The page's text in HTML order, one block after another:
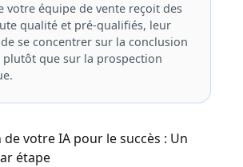
votre équipe de vente reçoit des
qualité et pré-qualifiés, leur
se concentrer sur la conclusion
plutôt que sur la prospection
votre IA pour le succès : Un
étape